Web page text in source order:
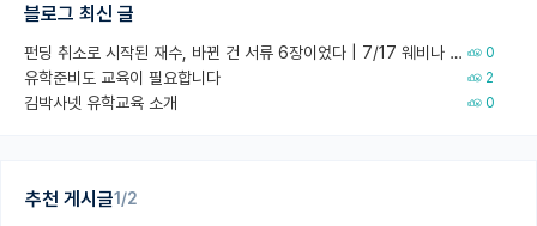
추천 게시글1/2
블로그 최신 글
펀딩 취소로 시작된 재수, 바뀐 건 서류 6장이었다 | 7/17 웨비나 회고 0
유학준비도 교육이 필요합니다 2
김박사넷 유학교육 소개 0